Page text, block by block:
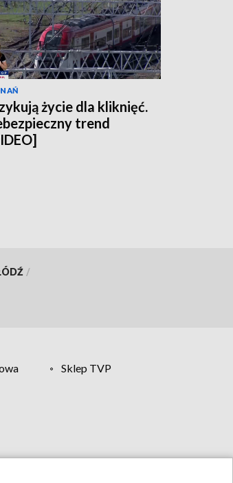
życie dla kliknięć.
trend
/
Sklep TVP